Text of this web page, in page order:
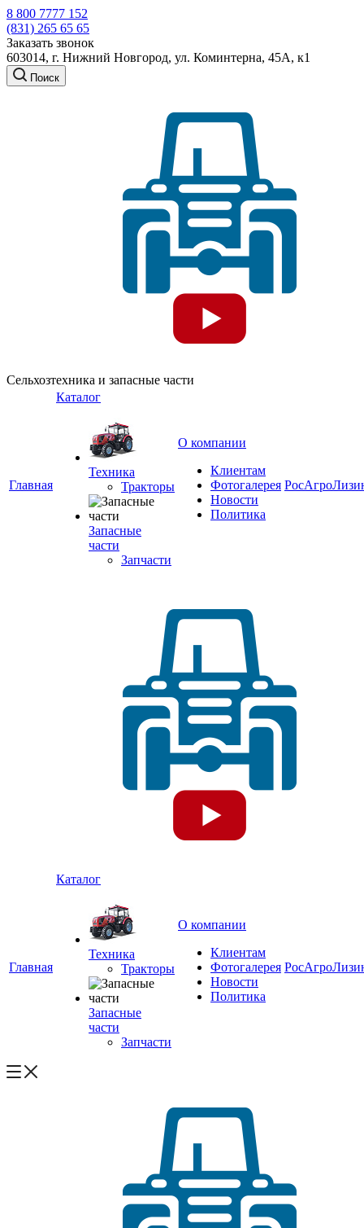
8 800 7777 152
(831) 265 65 65
Заказать звонок
603014, г. Нижний Новгород, ул. Коминтерна, 45А, к1
Поиск
Сельхозтехника и запасные части
Главная
Каталог
Техника
Тракторы
Запасные
части
Запчасти
О компании
Клиентам
Фотогалерея
Новости
Политика
Главная
Каталог
Техника
Тракторы
Запасные
части
Запчасти
О компании
Клиентам
Фотогалерея
Новости
Политика